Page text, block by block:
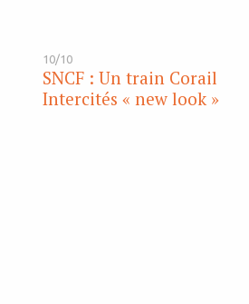
10/10
SNCF : Un train Corail
Intercités « new look »